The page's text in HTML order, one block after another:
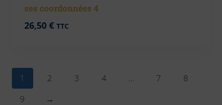
ses coordonnées 4
26,50 € TTC
1 2 3 4 7
8
9
→